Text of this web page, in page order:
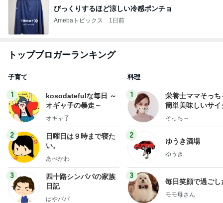
びっくりするほど涼しい冷感ポンチョ
Amebaトピックス 1日前
トップブロガーランキング
子育て
1
kosodatefulな毎日 ～
オギャ子の暴走～
オギャ子
2
日曜日は９時まで寝た
い。
あべかわ
3
四十路シンパパの家族
日記
はやパパ
料理
1
栄養士ママそっち
簡単美味しいサイ
献立
そっち～
2
ゆうき酒場
ゆうき
3
毎日笑顔で過ごし
モモ母さん